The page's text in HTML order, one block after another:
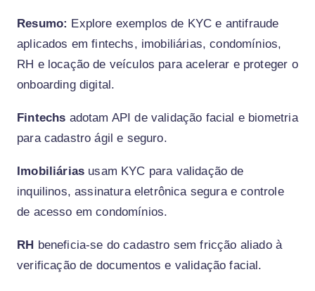
Resumo: Explore exemplos de KYC e antifraude
aplicados em fintechs, imobiliárias, condomínios,
RH e locação de veículos para acelerar e proteger o
onboarding digital.
Fintechs adotam API de validação facial e biometria
para cadastro ágil e seguro.
Imobiliárias usam KYC para validação de
inquilinos, assinatura eletrônica segura e controle
de acesso em condomínios.
RH beneficia-se do cadastro sem fricção aliado à
verificação de documentos e validação facial.